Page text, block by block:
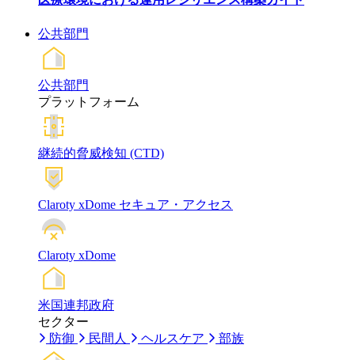
公共部門
公共部門
プラットフォーム
継続的脅威検知 (CTD)
Claroty xDome セキュア・アクセス
Claroty xDome
米国連邦政府
セクター
防御
民間人 ヘルスケア 部族